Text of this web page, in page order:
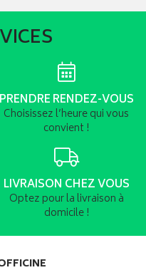
PRENDRE RENDEZ-VOUS
Choisissez l’heure qui vous
convient !
LIVRAISON CHEZ VOUS
Optez pour la livraison à
domicile !